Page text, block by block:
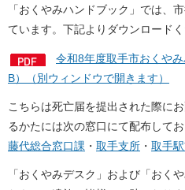
「おくやみハンドブック」では、
ています。下記よりダウンロードく
令和8年度取手市おくや
B）（別ウィンドウで開きます）
こちらは死亡届を提出された際に
るかたには次の窓口にて配布して
藤代総合窓口課 ・ 取手支所 ・ 取手
「おくやみデスク」および「おく